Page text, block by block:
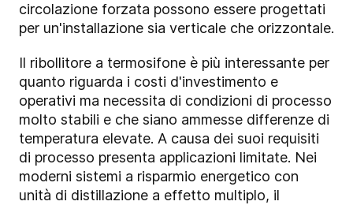
circolazione forzata possono essere progettati
per un'installazione sia verticale che orizzontale.
Il ribollitore a termosifone è più interessante per
quanto riguarda i costi d'investimento e
operativi ma necessita di condizioni di processo
molto stabili e che siano ammesse differenze di
temperatura elevate. A causa dei suoi requisiti
di processo presenta applicazioni limitate. Nei
moderni sistemi a risparmio energetico con
unità di distillazione a effetto multiplo, il